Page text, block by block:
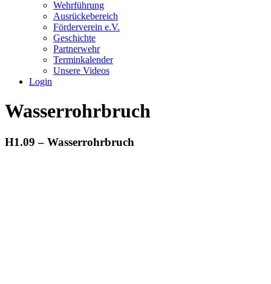
Wehrführung
Ausrückebereich
Förderverein e.V.
Geschichte
Partnerwehr
Terminkalender
Unsere Videos
Login
Wasserrohrbruch
H1.09 – Wasserrohrbruch